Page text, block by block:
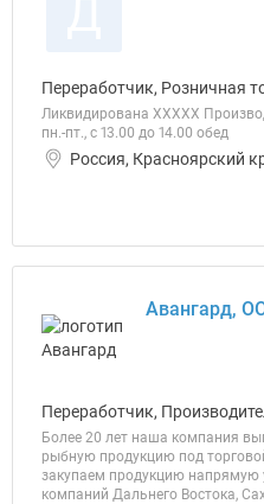
Переработчик, Розничная
Ликвидирована ХХХХХ
пн.-пт., с 13.00 до 14.00 обед
Россия, Красноярский
Авангард,
Переработчик,
Более 20 лет наша компания
рыбную продукцию под
закупаем продукцию
компаний Дальнего Востока,